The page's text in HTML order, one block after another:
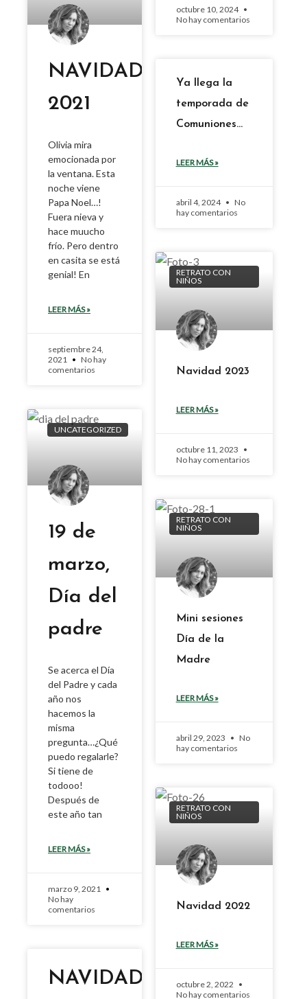
NAVIDAD
2021
Olivia mira
emocionada por
la ventana. Esta
noche viene
Papa Noel…!
Fuera nieva y
hace muucho
frío. Pero dentro
en casita se está
genial! En
LEER MÁS »
septiembre 24,
2021
No hay
comentarios
UNCATEGORIZED
19 de
marzo,
Día del
padre
Se acerca el Día
del Padre y cada
año nos
hacemos la
misma
pregunta…¿Qué
puedo regalarle?
Si tiene de
todooo!
Después de
este año tan
LEER MÁS »
marzo 9, 2021
No hay
comentarios
NAVIDAD
octubre 10, 2024
No hay comentarios
Ya llega la
temporada de
Comuniones…
LEER MÁS »
abril 4, 2024
No
hay comentarios
RETRATO CON
NIÑOS
Navidad 2023
LEER MÁS »
octubre 11, 2023
No hay comentarios
RETRATO CON
NIÑOS
Mini sesiones
Día de la
Madre
LEER MÁS »
abril 29, 2023
No
hay comentarios
RETRATO CON
NIÑOS
Navidad 2022
LEER MÁS »
octubre 2, 2022
No hay comentarios